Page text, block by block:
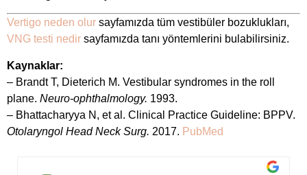
Vertigo neden olur sayfamızda tüm vestibüler bozuklukları,
VNG testi nedir sayfamızda tanı yöntemlerini bulabilirsiniz.
Kaynaklar:
– Brandt T, Dieterich M. Vestibular syndromes in the roll
plane. Neuro-ophthalmology. 1993.
– Bhattacharyya N, et al. Clinical Practice Guideline: BPPV.
Otolaryngol Head Neck Surg. 2017. PubMed